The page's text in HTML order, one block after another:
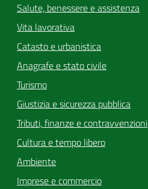
Salute, benessere e assistenza
Vita lavorativa
Catasto e urbanistica
Anagrafe e stato civile
Turismo
Giustizia e sicurezza pubblica
Tributi, finanze e contravvenzioni
Cultura e tempo libero
Ambiente
Imprese e commercio